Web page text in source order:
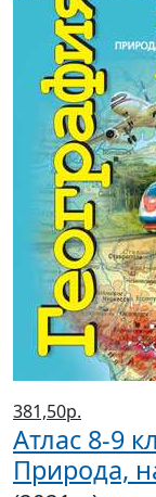
381,50р.
Атлас 8-9
Природа,